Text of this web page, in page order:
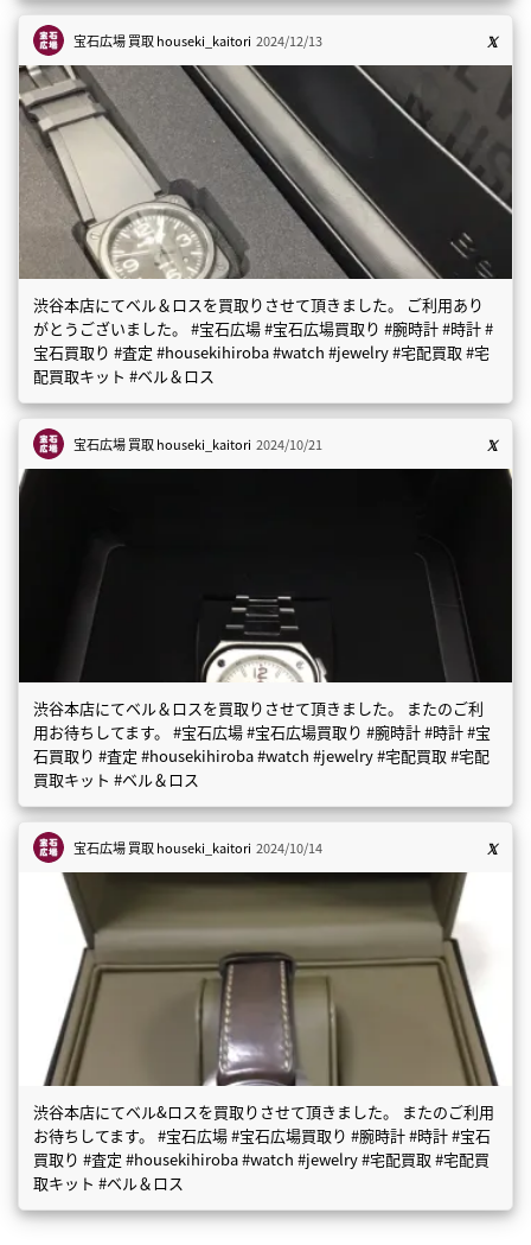
宝石広場 買取houseki_kaitori 2024/12/13
渋谷本店にてベル＆ロスを買取りさせて頂きました。 ご利用あり
がとうございました。 #宝石広場 #宝石広場買取り #腕時計 #時計 #
宝石買取り #査定 #housekihiroba #watch #jewelry #宅配買取 #宅
配買取キット #ベル＆ロス
宝石広場 買取houseki_kaitori 2024/10/21
渋谷本店にてベル＆ロスを買取りさせて頂きました。 またのご利
用お待ちしてます。 #宝石広場 #宝石広場買取り #腕時計 #時計 #宝
石買取り #査定 #housekihiroba #watch #jewelry #宅配買取 #宅配
買取キット #ベル＆ロス
宝石広場 買取houseki_kaitori 2024/10/14
渋谷本店にてベル&ロスを買取りさせて頂きました。 またのご利用
お待ちしてます。 #宝石広場 #宝石広場買取り #腕時計 #時計 #宝石
買取り #査定 #housekihiroba #watch #jewelry #宅配買取 #宅配買
取キット #ベル＆ロス